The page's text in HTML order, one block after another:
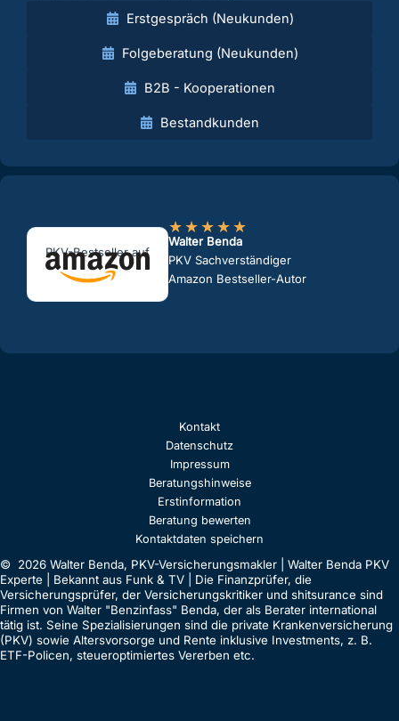
Erstgespräch (Neukunden)
Folgeberatung (Neukunden)
B2B - Kooperationen
Bestandkunden
PKV-Bestseller auf
★★★★★
Walter Benda
PKV Sachverständiger
Amazon Bestseller-Autor
Kontakt
Datenschutz
Impressum
Beratungshinweise
Erstinformation
Beratung bewerten
Kontaktdaten speichern
© 2026 Walter Benda, PKV-Versicherungsmakler | Walter Benda PKV
Experte | Bekannt aus Funk & TV | Die Finanzprüfer, die
Versicherungsprüfer, der Versicherungskritiker und shitsurance sind
Firmen von Walter "Benzinfass" Benda, der als Berater international
tätig ist. Seine Spezialisierungen sind die private Krankenversicherung
(PKV) sowie Altersvorsorge und Rente inklusive Investments, z. B.
ETF-Policen, steueroptimiertes Vererben etc.